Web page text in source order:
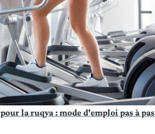
la ruqya : mode d'emploi pas à pas